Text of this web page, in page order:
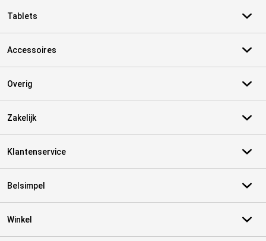
Tablets
Accessoires
Overig
Zakelijk
Klantenservice
Belsimpel
Winkel